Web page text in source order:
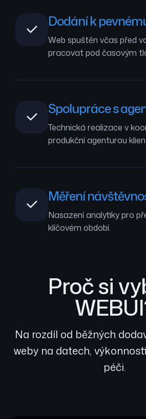
Dodání k
Web spuštěn včas před
pracovat pod časovým
Spolupráce s
Technická realizace v
produkční agenturou
Měření
Nasazení analytiky pro
klíčovém období.
Proč si
Na rozdíl od běžných
weby na datech,
péči.